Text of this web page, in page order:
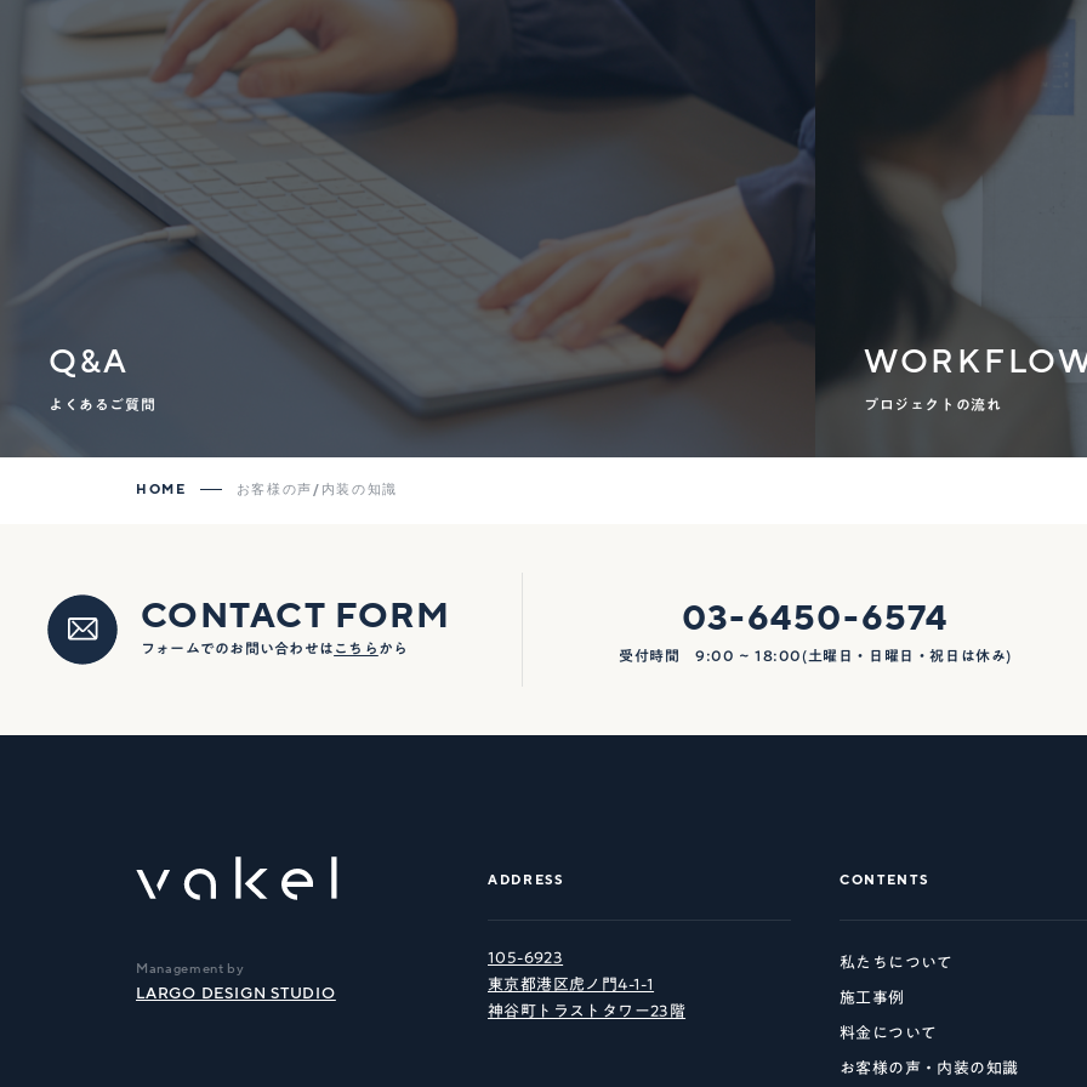
Q&A
よくあるご質問 プロジェクトの流れ
HOME お客様の声/内装の知識
CONTACT FORM
フォームでのお問い合わせは こちら から
03-6450-6574
受付時間 9:00 ~ 18:00(土曜日・日曜日・祝日は休み)
Management by
LARGO DESIGN STUDIO
ADDRESS
105-6923
東京都港区虎ノ門4-1-1
神谷町トラストタワー23階
CONTENTS
私たちについて
施工事例
料金について
お客様の声・内装の知識